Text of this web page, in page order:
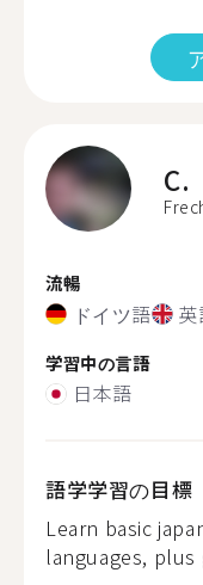
C.
流暢
ドイツ語
学習中の言語
日本語
語学学習の目標
Learn basic
languages, plus